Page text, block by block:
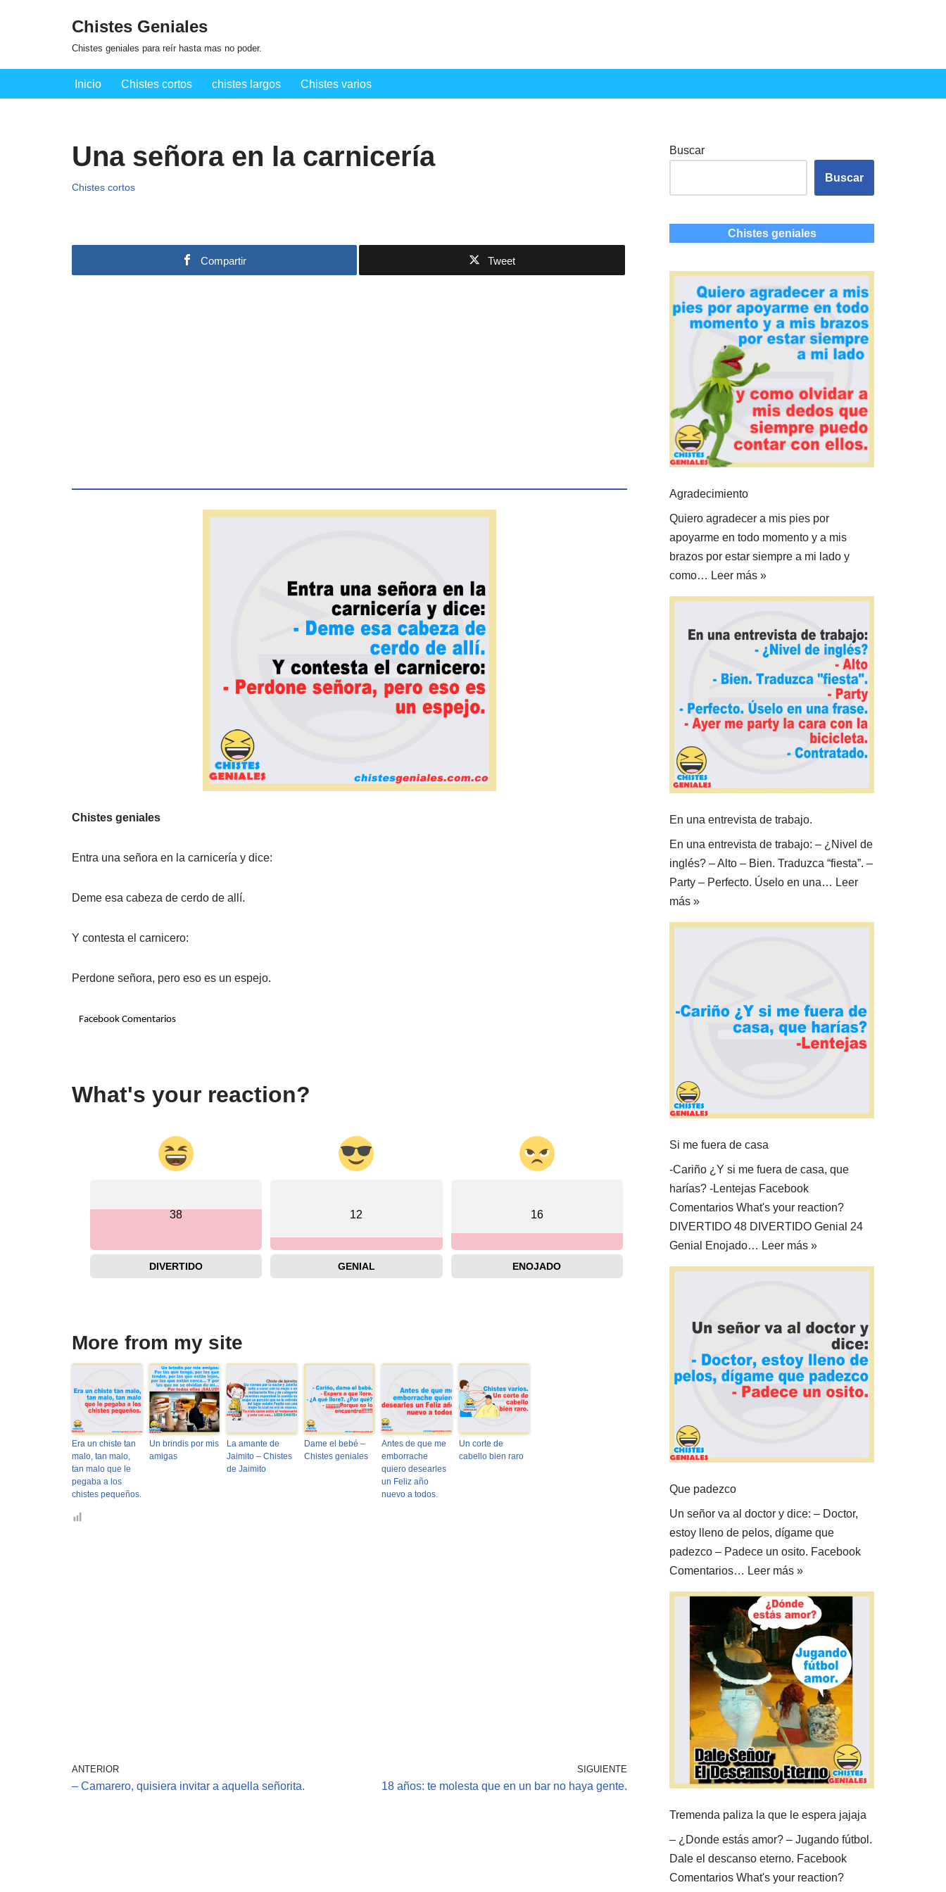
Chistes Geniales
Chistes geniales para reír hasta mas no poder.
Inicio Chistes cortos chistes largos Chistes varios
Una señora en la carnicería
Chistes cortos
Compartir Tweet
Chistes geniales
Entra una señora en la carnicería y dice:
Deme esa cabeza de cerdo de allí.
Y contesta el carnicero:
Perdone señora, pero eso es un espejo.
Facebook Comentarios
What's your reaction?
38
DIVERTIDO
12
GENIAL
16
ENOJADO
More from my site
Era un chiste tan
malo, tan malo,
tan malo que le
pegaba a los
chistes pequeños.
Un brindis por mis
amigas
La amante de
Jaimito – Chistes
de Jaimito
Dame el bebé –
Chistes geniales
Antes de que me
emborrache
quiero desearles
un Feliz año
nuevo a todos.
Un corte de
cabello bien raro
ANTERIOR
– Camarero, quisiera invitar a aquella señorita.
SIGUIENTE
18 años: te molesta que en un bar no haya gente.
Buscar
Buscar
Chistes geniales
Agradecimiento
Quiero agradecer a mis pies por
apoyarme en todo momento y a mis
brazos por estar siempre a mi lado y
como… Leer más »
En una entrevista de trabajo.
En una entrevista de trabajo: – ¿Nivel de
inglés? – Alto – Bien. Traduzca “fiesta”. –
Party – Perfecto. Úselo en una… Leer
más »
Si me fuera de casa
-Cariño ¿Y si me fuera de casa, que
harías? -Lentejas Facebook
Comentarios What's your reaction?
DIVERTIDO 48 DIVERTIDO Genial 24
Genial Enojado… Leer más »
Que padezco
Un señor va al doctor y dice: – Doctor,
estoy lleno de pelos, dígame que
padezco – Padece un osito. Facebook
Comentarios… Leer más »
Tremenda paliza la que le espera jajaja
– ¿Donde estás amor? – Jugando fútbol.
Dale el descanso eterno. Facebook
Comentarios What's your reaction?